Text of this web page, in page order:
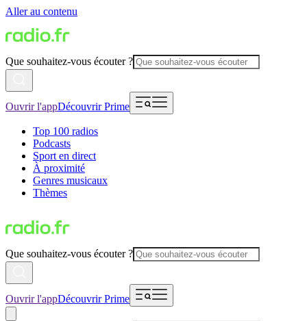
Aller au contenu
Que souhaitez-vous écouter ?
Ouvrir l'appDécouvrir Prime
Top 100 radios
Podcasts
Sport en direct
À proximité
Genres musicaux
Thèmes
Que souhaitez-vous écouter ?
Ouvrir l'appDécouvrir Prime